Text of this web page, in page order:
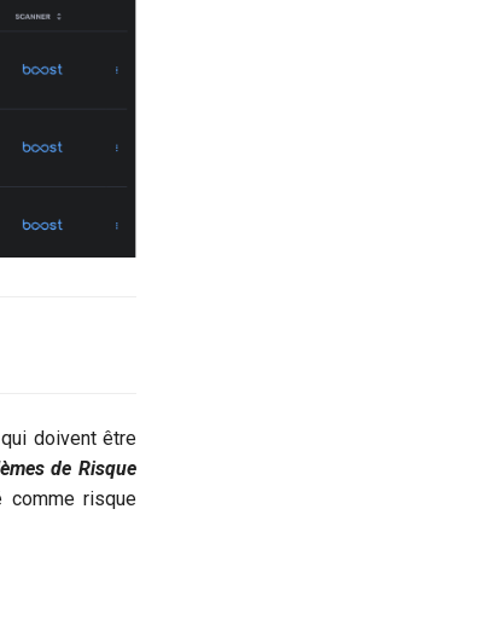
doivent être
de Risque
risque